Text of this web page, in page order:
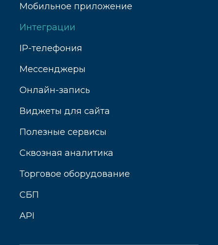
Мобильное приложение
Интеграции
IP-телефония
Мессенджеры
Онлайн-запись
Виджеты для сайта
Полезные сервисы
Сквозная аналитика
Торговое оборудование
СБП
API